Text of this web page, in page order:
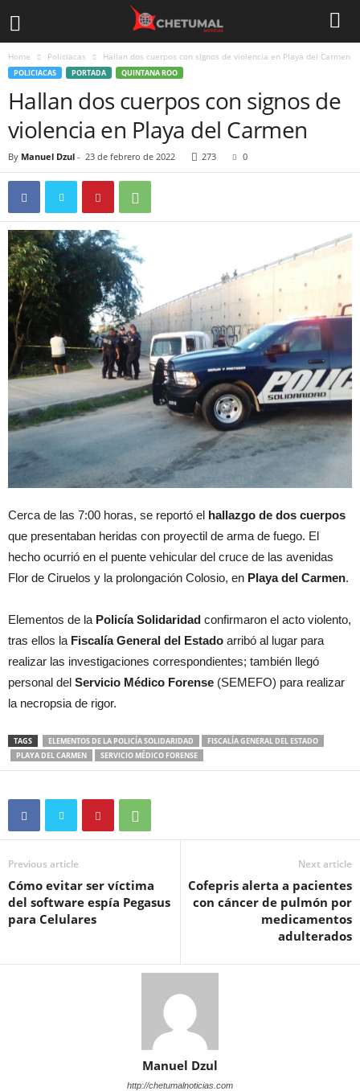
Home Policiacas Hallan dos cuerpos con signos de violencia en Playa del Carmen
POLICIACAS PORTADA QUINTANA ROO
Hallan dos cuerpos con signos de
violencia en Playa del Carmen
By Manuel Dzul - 23 de febrero de 2022 273 0
Cerca de las 7:00 horas, se reportó el hallazgo de dos cuerpos
que presentaban heridas con proyectil de arma de fuego. El
hecho ocurrió en el puente vehicular del cruce de las avenidas
Flor de Ciruelos y la prolongación Colosio, en Playa del Carmen.
Elementos de la Policía Solidaridad confirmaron el acto violento,
tras ellos la Fiscalía General del Estado arribó al lugar para
realizar las investigaciones correspondientes; también llegó
personal del Servicio Médico Forense (SEMEFO) para realizar
la necropsia de rigor.
TAGS ELEMENTOS DE LA POLICÍA SOLIDARIDAD
FISCALÍA GENERAL DEL ESTADO
PLAYA DEL CARMEN
SERVICIO MÉDICO FORENSE
Previous article
Cómo evitar ser víctima
del software espía Pegasus
para Celulares
Next article
Cofepris alerta a pacientes
con cáncer de pulmón por
medicamentos
adulterados
Manuel Dzul
http://chetumalnoticias.com